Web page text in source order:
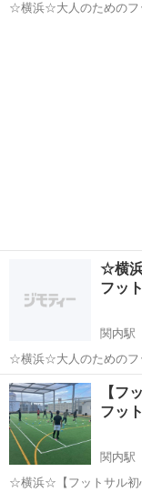
☆横浜☆大人のためのフットサルスク
☆横
フッ
関内駅
☆横浜☆大人のためのフットサルスク
ントカード始めます！
ト2倍） 10回参加で
スなど） 20回参...
神奈川 横浜市 関
【フ
フッ
関内駅
☆横浜☆【フットサル初